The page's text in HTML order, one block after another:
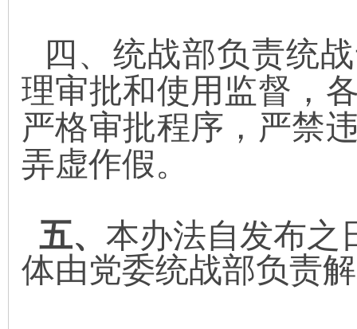
四、 统战部负责统
理审批和使用监督，
严格审批程序，严禁
弄虚作假。
五、 本办法自发布之
体由党委统战部负责